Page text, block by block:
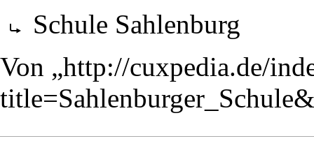
Schule Sahlenburg
Von „http://cuxpedia.de/